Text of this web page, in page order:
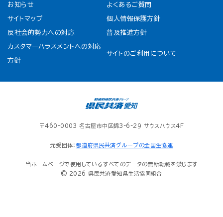
お知らせ よくあるご質問
サイトマップ 個人情報保護方針
反社会的勢力への対応 普及推進方針
カスタマーハラスメントへの対応
方針
サイトのご利用について
〒460-0003 名古屋市中区錦3-6-29 サウスハウス4F
元受団体： 都道府県民共済グループの全国生協連
当ホームページで使用しているすべてのデータの無断転載を禁じます
© 2026 県民共済愛知県生活協同組合